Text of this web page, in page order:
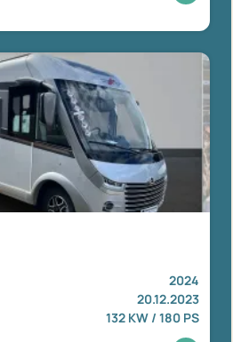
2024
20.12.2023
132 KW / 180 PS